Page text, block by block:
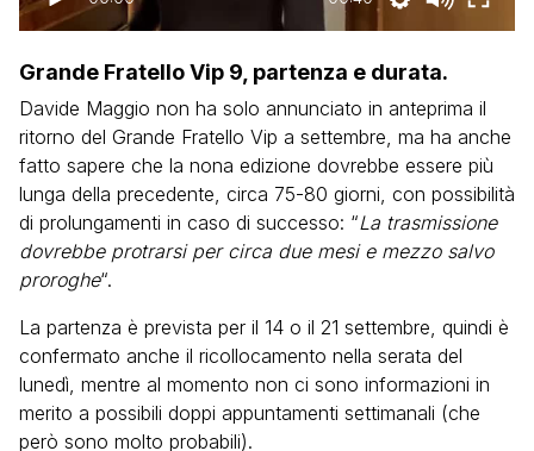
Grande Fratello Vip 9, partenza e durata.
Davide Maggio non ha solo annunciato in anteprima il
ritorno del Grande Fratello Vip a settembre, ma ha anche
fatto sapere che la nona edizione dovrebbe essere più
lunga della precedente, circa 75-80 giorni, con possibilità
di prolungamenti in caso di successo: “La trasmissione
dovrebbe protrarsi per circa due mesi e mezzo salvo
proroghe“.
La partenza è prevista per il 14 o il 21 settembre, quindi è
confermato anche il ricollocamento nella serata del
lunedì, mentre al momento non ci sono informazioni in
merito a possibili doppi appuntamenti settimanali (che
però sono molto probabili).